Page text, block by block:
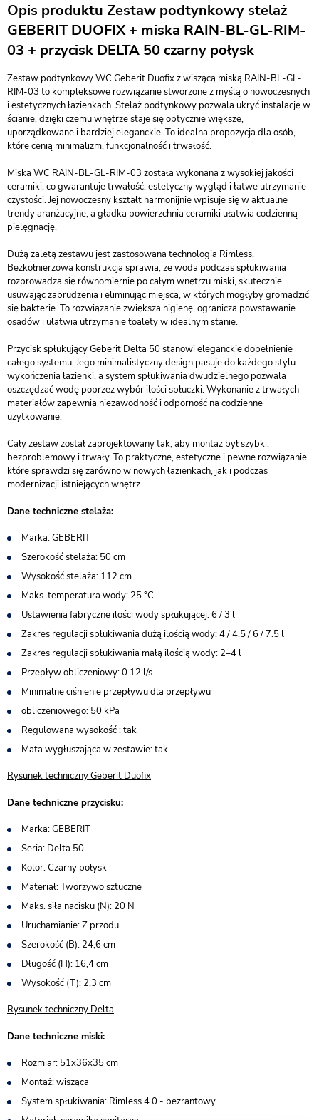
Opis produktu Zestaw podtynkowy stelaż
GEBERIT DUOFIX + miska RAIN-BL-GL-RIM-
03 + przycisk DELTA 50 czarny połysk
Zestaw podtynkowy WC Geberit Duofix z wiszącą miską RAIN-BL-GL-
RIM-03 to kompleksowe rozwiązanie stworzone z myślą o nowoczesnych
i estetycznych łazienkach. Stelaż podtynkowy pozwala ukryć instalację w
ścianie, dzięki czemu wnętrze staje się optycznie większe,
uporządkowane i bardziej eleganckie. To idealna propozycja dla osób,
które cenią minimalizm, funkcjonalność i trwałość.
Miska WC RAIN-BL-GL-RIM-03 została wykonana z wysokiej jakości
ceramiki, co gwarantuje trwałość, estetyczny wygląd i łatwe utrzymanie
czystości. Jej nowoczesny kształt harmonijnie wpisuje się w aktualne
trendy aranżacyjne, a gładka powierzchnia ceramiki ułatwia codzienną
pielęgnację.
Dużą zaletą zestawu jest zastosowana technologia Rimless.
Bezkołnierzowa konstrukcja sprawia, że woda podczas spłukiwania
rozprowadza się równomiernie po całym wnętrzu miski, skutecznie
usuwając zabrudzenia i eliminując miejsca, w których mogłyby gromadzić
się bakterie. To rozwiązanie zwiększa higienę, ogranicza powstawanie
osadów i ułatwia utrzymanie toalety w idealnym stanie.
Przycisk spłukujący Geberit Delta 50 stanowi eleganckie dopełnienie
całego systemu. Jego minimalistyczny design pasuje do każdego stylu
wykończenia łazienki, a system spłukiwania dwudzielnego pozwala
oszczędzać wodę poprzez wybór ilości spłuczki. Wykonanie z trwałych
materiałów zapewnia niezawodność i odporność na codzienne
użytkowanie.
Cały zestaw został zaprojektowany tak, aby montaż był szybki,
bezproblemowy i trwały. To praktyczne, estetyczne i pewne rozwiązanie,
które sprawdzi się zarówno w nowych łazienkach, jak i podczas
modernizacji istniejących wnętrz.
Dane techniczne stelaża:
Marka: GEBERIT
Szerokość stelaża: 50 cm
Wysokość stelaża: 112 cm
Maks. temperatura wody: 25 °C
Ustawienia fabryczne ilości wody spłukującej: 6 / 3 l
Zakres regulacji spłukiwania dużą ilością wody: 4 / 4.5 / 6 / 7.5 l
Zakres regulacji spłukiwania małą ilością wody: 2–4 l
Przepływ obliczeniowy: 0.12 l/s
Minimalne ciśnienie przepływu dla przepływu
obliczeniowego: 50 kPa
Regulowana wysokość : tak
Mata wygłuszająca w zestawie: tak
Rysunek techniczny Geberit Duofix
Dane techniczne przycisku:
Marka: GEBERIT
Seria: Delta 50
Kolor: Czarny połysk
Materiał: Tworzywo sztuczne
Maks. siła nacisku (N): 20 N
Uruchamianie: Z przodu
Szerokość (B): 24,6 cm
Długość (H): 16,4 cm
Wysokość (T): 2,3 cm
Rysunek techniczny Delta
Dane techniczne miski:
Rozmiar: 51x36x35 cm
Montaż: wisząca
System spłukiwania: Rimless 4.0 - bezrantowy